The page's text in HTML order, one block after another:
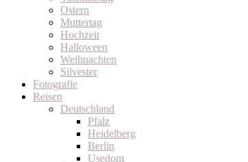
Ostern
Muttertag
Hochzeit
Halloween
Weihnachten
Silvester
Fotografie
Reisen
Deutschland
Pfalz
Heidelberg
Berlin
Usedom